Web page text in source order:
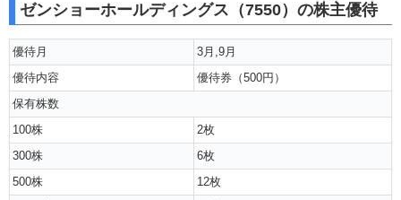
ゼンショーホールディングス（7550）の株主優待
優待月
3月,9月
優待内容
優待券（500円）
保有株数
100株
2枚
300株
6枚
500株
12枚